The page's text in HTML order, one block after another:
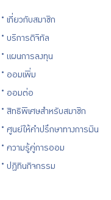
เกี่ยวกับสมาชิก
บริการดิจิทัล
แผนการลงทุน
ออมเพิ่ม
ออมต่อ
สิทธิพิเศษสำหรับสมาชิก
ศูนย์ให้คำปรึกษาทางการเงิน
ความรู้คู่การออม
ปฏิทินกิจกรรม